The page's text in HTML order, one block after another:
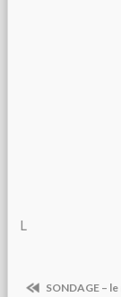
L
SONDAGE –